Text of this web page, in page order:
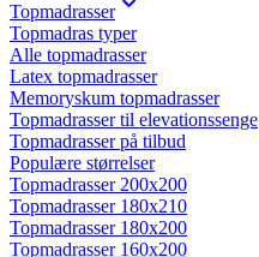
Topmadrasser
Topmadras typer
Alle topmadrasser
Latex topmadrasser
Memoryskum topmadrasser
Topmadrasser til elevationssenge
Topmadrasser på tilbud
Populære størrelser
Topmadrasser 200x200
Topmadrasser 180x210
Topmadrasser 180x200
Topmadrasser 160x200